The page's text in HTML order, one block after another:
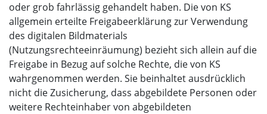
oder grob fahrlässig gehandelt haben. Die von KS
allgemein erteilte Freigabeerklärung zur Verwendung
des digitalen Bildmaterials
(Nutzungsrechteeinräumung) bezieht sich allein auf die
Freigabe in Bezug auf solche Rechte, die von KS
wahrgenommen werden. Sie beinhaltet ausdrücklich
nicht die Zusicherung, dass abgebildete Personen oder
weitere Rechteinhaber von abgebildeten